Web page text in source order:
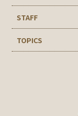
STAFF
TOPICS